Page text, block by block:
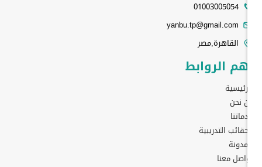
01003005054
yanbu.tp@gmail.com
القاهرة,مصر
الروابط
نحن
التدريبية
معنا